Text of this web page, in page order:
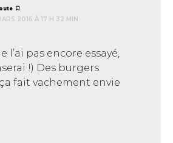
2016 À 17 H 32 MIN
l’ai pas encore essayé,
!) Des burgers
fait vachement envie